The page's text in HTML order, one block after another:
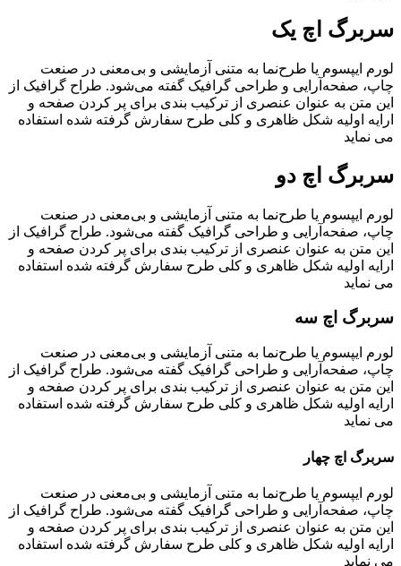
سربرگ اچ یک
لورم ایپسوم یا طرح‌نما به متنی آزمایشی و بی‌معنی در صنعت
چاپ، صفحه‌آرایی و طراحی گرافیک گفته می‌شود. طراح گرافیک از
این متن به عنوان عنصری از ترکیب بندی برای پر کردن صفحه و
ارایه اولیه شکل ظاهری و کلی طرح سفارش گرفته شده استفاده
می نماید
سربرگ اچ دو
لورم ایپسوم یا طرح‌نما به متنی آزمایشی و بی‌معنی در صنعت
چاپ، صفحه‌آرایی و طراحی گرافیک گفته می‌شود. طراح گرافیک از
این متن به عنوان عنصری از ترکیب بندی برای پر کردن صفحه و
ارایه اولیه شکل ظاهری و کلی طرح سفارش گرفته شده استفاده
می نماید
سربرگ اچ سه
لورم ایپسوم یا طرح‌نما به متنی آزمایشی و بی‌معنی در صنعت
چاپ، صفحه‌آرایی و طراحی گرافیک گفته می‌شود. طراح گرافیک از
این متن به عنوان عنصری از ترکیب بندی برای پر کردن صفحه و
ارایه اولیه شکل ظاهری و کلی طرح سفارش گرفته شده استفاده
می نماید
سربرگ اچ چهار
لورم ایپسوم یا طرح‌نما به متنی آزمایشی و بی‌معنی در صنعت
چاپ، صفحه‌آرایی و طراحی گرافیک گفته می‌شود. طراح گرافیک از
این متن به عنوان عنصری از ترکیب بندی برای پر کردن صفحه و
ارایه اولیه شکل ظاهری و کلی طرح سفارش گرفته شده استفاده
می نماید